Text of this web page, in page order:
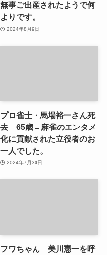
無事ご出産されたようで何
よりです。
2024年8月9日
プロ雀士・馬場裕一さん死
去 65歳→麻雀のエンタメ
化に貢献された立役者のお
一人でした。
2024年7月30日
フワちゃん 美川憲一を呼